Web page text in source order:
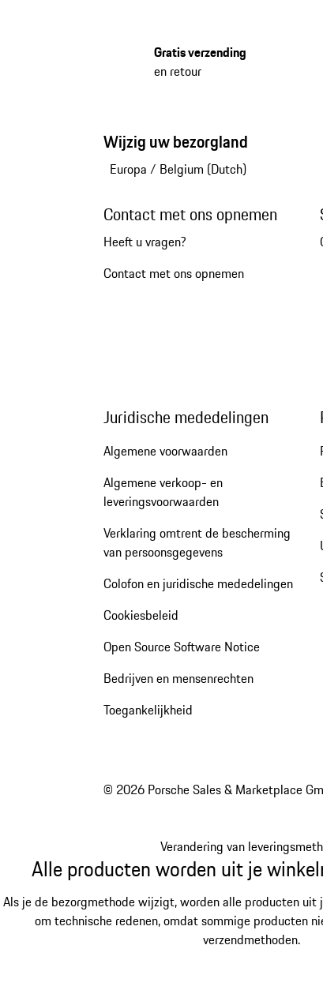
Gratis verzending
en retour
Wijzig uw bezorgland
Europa / Belgium (Dutch)
Contact met ons opnemen
Heeft u vragen?
Contact met ons opnemen
Juridische mededelingen
Algemene voorwaarden
Algemene verkoop- en
leveringsvoorwaarden
Verklaring omtrent de bescherming
van persoonsgegevens
Colofon en juridische mededelingen
Cookiesbeleid
Open Source Software Notice
Bedrijven en mensenrechten
Toegankelijkheid
© 2026 Porsche Sales & Marketplace
Verandering van
Alle producten worden uit je
Als je de bezorgmethode wijzigt, worden alle producten
om technische redenen, omdat sommige producten
verzendmethoden.